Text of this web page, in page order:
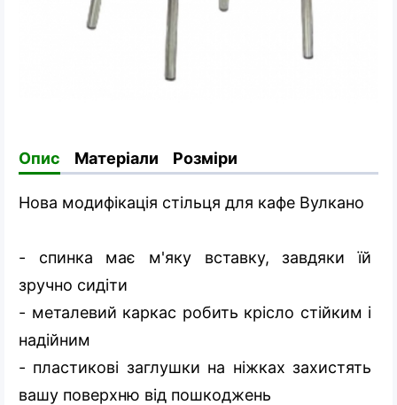
Опис Матеріали Розміри
Нова модифікація стільця для кафе Вулкано
- спинка має м'яку вставку, завдяки їй
зручно сидіти
- металевий каркас робить крісло стійким і
надійним
- пластикові заглушки на ніжках захистять
вашу поверхню від пошкоджень